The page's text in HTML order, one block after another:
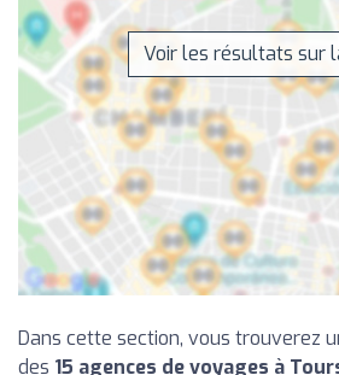
Voir les résultats sur
Dans cette section, vous trouverez
des 15 agences de voyages à